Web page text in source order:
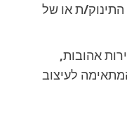
ת או של
אהובות,
לעיצוב